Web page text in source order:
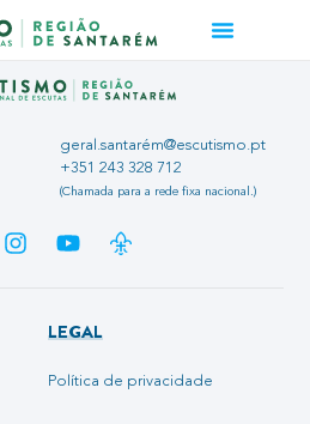
geral.santarém@escutismo.pt
+351 243 328 712
(Chamada para a rede fixa nacional.)
LEGAL
Política de privacidade